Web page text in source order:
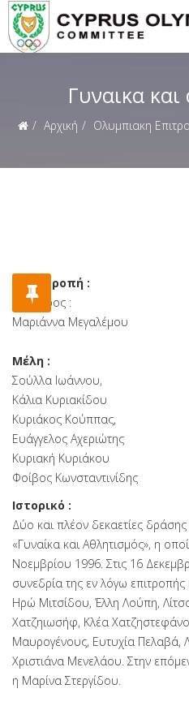
Γυναικα
Αρχική Ολυμπιακη
Η Επιτροπή :
Πρόεδρος :
Μαριάννα Μεγαλέμου
Μέλη :
Σούλλα Ιωάννου,
Κάλια Κυριακίδου
Κυριάκος Κούππας,
Ευάγγελος Αχεριώτης
Κυριακή Κυριάκου
Φοίβος Κωνσταντινίδης
Ιστορικό :
Δύο και πλέον δεκαετίες
«Γυναίκα και Αθλητισμός», η
Νοεμβρίου 1996. Στις 16
συνεδρία της εν λόγω
Ηρώ Μιτσίδου, Έλλη Λούπη,
Χατζηιωσήφ, Κλέα
Μαυρογένους, Ευτυχία Πελαβά,
Χριστιάνα Μενελάου. Στην
η Μαρίνα Στεργίδου.